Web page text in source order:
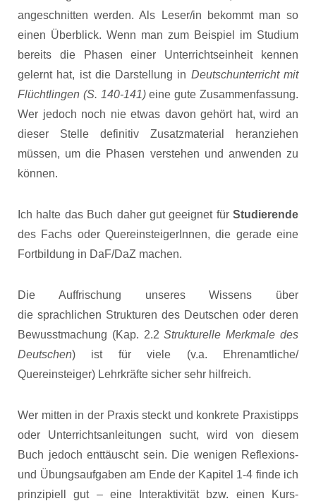
angeschnitten werden. Als Leser/in bekommt man so
einen Überblick. Wenn man zum Beispiel im Studium
bereits die Phasen einer Unterrichtseinheit kennen
gelernt hat, ist die Darstellung in Deutschunterricht mit
Flüchtlingen (S. 140-141)eine gute Zusammenfassung.
Wer jedoch noch nie etwas davon gehört hat, wird an
dieser Stelle definitiv Zusatzmaterial heranziehen
müssen, um die Phasen verstehen und anwenden zu
können.
Ich halte das Buch daher gut geeignet für Studierende
des Fachs oder QuereinsteigerInnen, die gerade eine
Fortbildung in DaF/DaZ machen.
Die Auffrischung unseres Wissens über
die sprachlichen Strukturen des Deutschen oder deren
Bewusstmachung (Kap. 2.2Strukturelle Merkmale des
Deutschen) ist für viele (v.a. Ehrenamtliche/
Quereinsteiger) Lehrkräfte sicher sehr hilfreich.
Wer mitten in der Praxis steckt und konkrete Praxistipps
oder Unterrichtsanleitungen sucht, wird von diesem
Buch jedoch enttäuscht sein. Die wenigen Reflexions-
und Übungsaufgaben am Ende der Kapitel 1-4 finde ich
prinzipiell gut – eine Interaktivität bzw. einen Kurs-